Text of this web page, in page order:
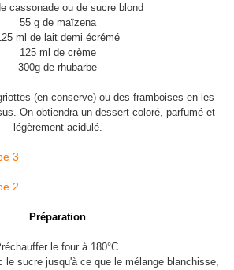
cassonade ou de sucre blond
55 g de maïzena
ml de lait demi écrémé
125 ml de crème
300g de rhubarbe
(en conserve) ou des framboises en les
On obtiendra un dessert coloré, parfumé et
légèrement acidulé.
Préparation
le four à 180°C.
sucre jusqu'à ce que le mélange blanchisse,